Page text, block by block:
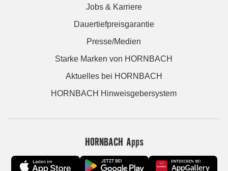
Jobs & Karriere
Dauertiefpreisgarantie
Presse/Medien
Starke Marken von HORNBACH
Aktuelles bei HORNBACH
HORNBACH Hinweisgebersystem
HORNBACH Apps